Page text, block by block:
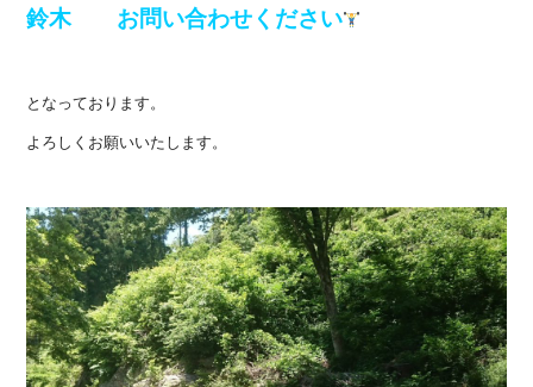
鈴木 お問い合わせください
となっております。
よろしくお願いいたします。